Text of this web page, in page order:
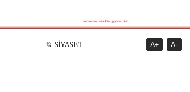
📂 SİYASET A+ A-